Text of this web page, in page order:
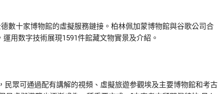
十家博物館的虛擬服務鏈接。柏林佩加蒙博物館與谷歌公司合
用数字技術展現1591件館藏文物實景及介紹。
眾可通過配有講解的視頻、虛擬旅遊参觀埃及主要博物館和考古